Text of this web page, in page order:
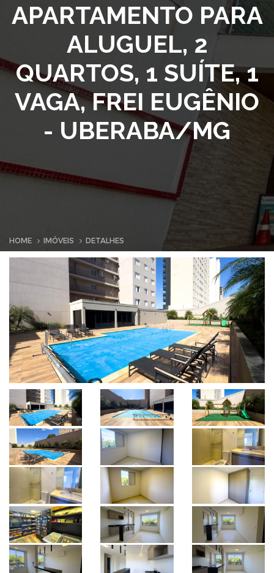
APARTAMENTO PARA
ALUGUEL, 2
QUARTOS, 1 SUÍTE, 1
VAGA, FREI EUGÊNIO
- UBERABA/MG
HOME IMÓVEIS DETALHES